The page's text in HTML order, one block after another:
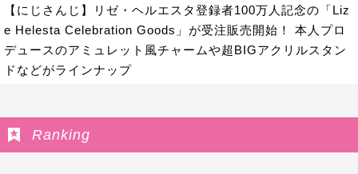
【にじさんじ】リゼ・ヘルエスタ登録者100万人記念の「Liz
e Helesta Celebration Goods」が受注販売開始！ 本人プロ
デュースのアミュレット風チャームや超BIGアクリルスタン
ドなどがラインナップ
Ranking